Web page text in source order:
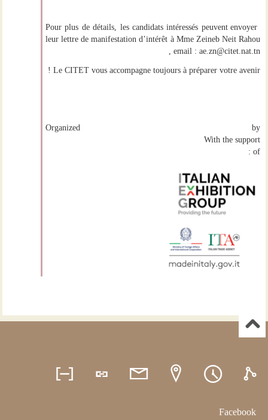
Pour plus de détails, les candidats intéressés peuvent envoyer
leur lettre de manifestation d’intérêt à Mme Zeineb Neit Rahou
, email : ae.zn@citet.nat.tn
Le CITET vous accompagne toujours à préparer votre avenir !
Organized by
With the support
of :
Facebook